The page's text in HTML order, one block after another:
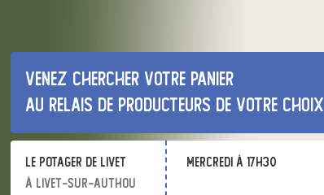
Venez chercher votre panier
au relais de producteurs de votre choix
Le potager de Livet
à Livet-sur-Authou
mercredi à 17h30